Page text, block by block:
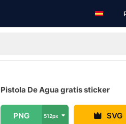
Pistola De Agua gratis sticker
PNG 512px SVG